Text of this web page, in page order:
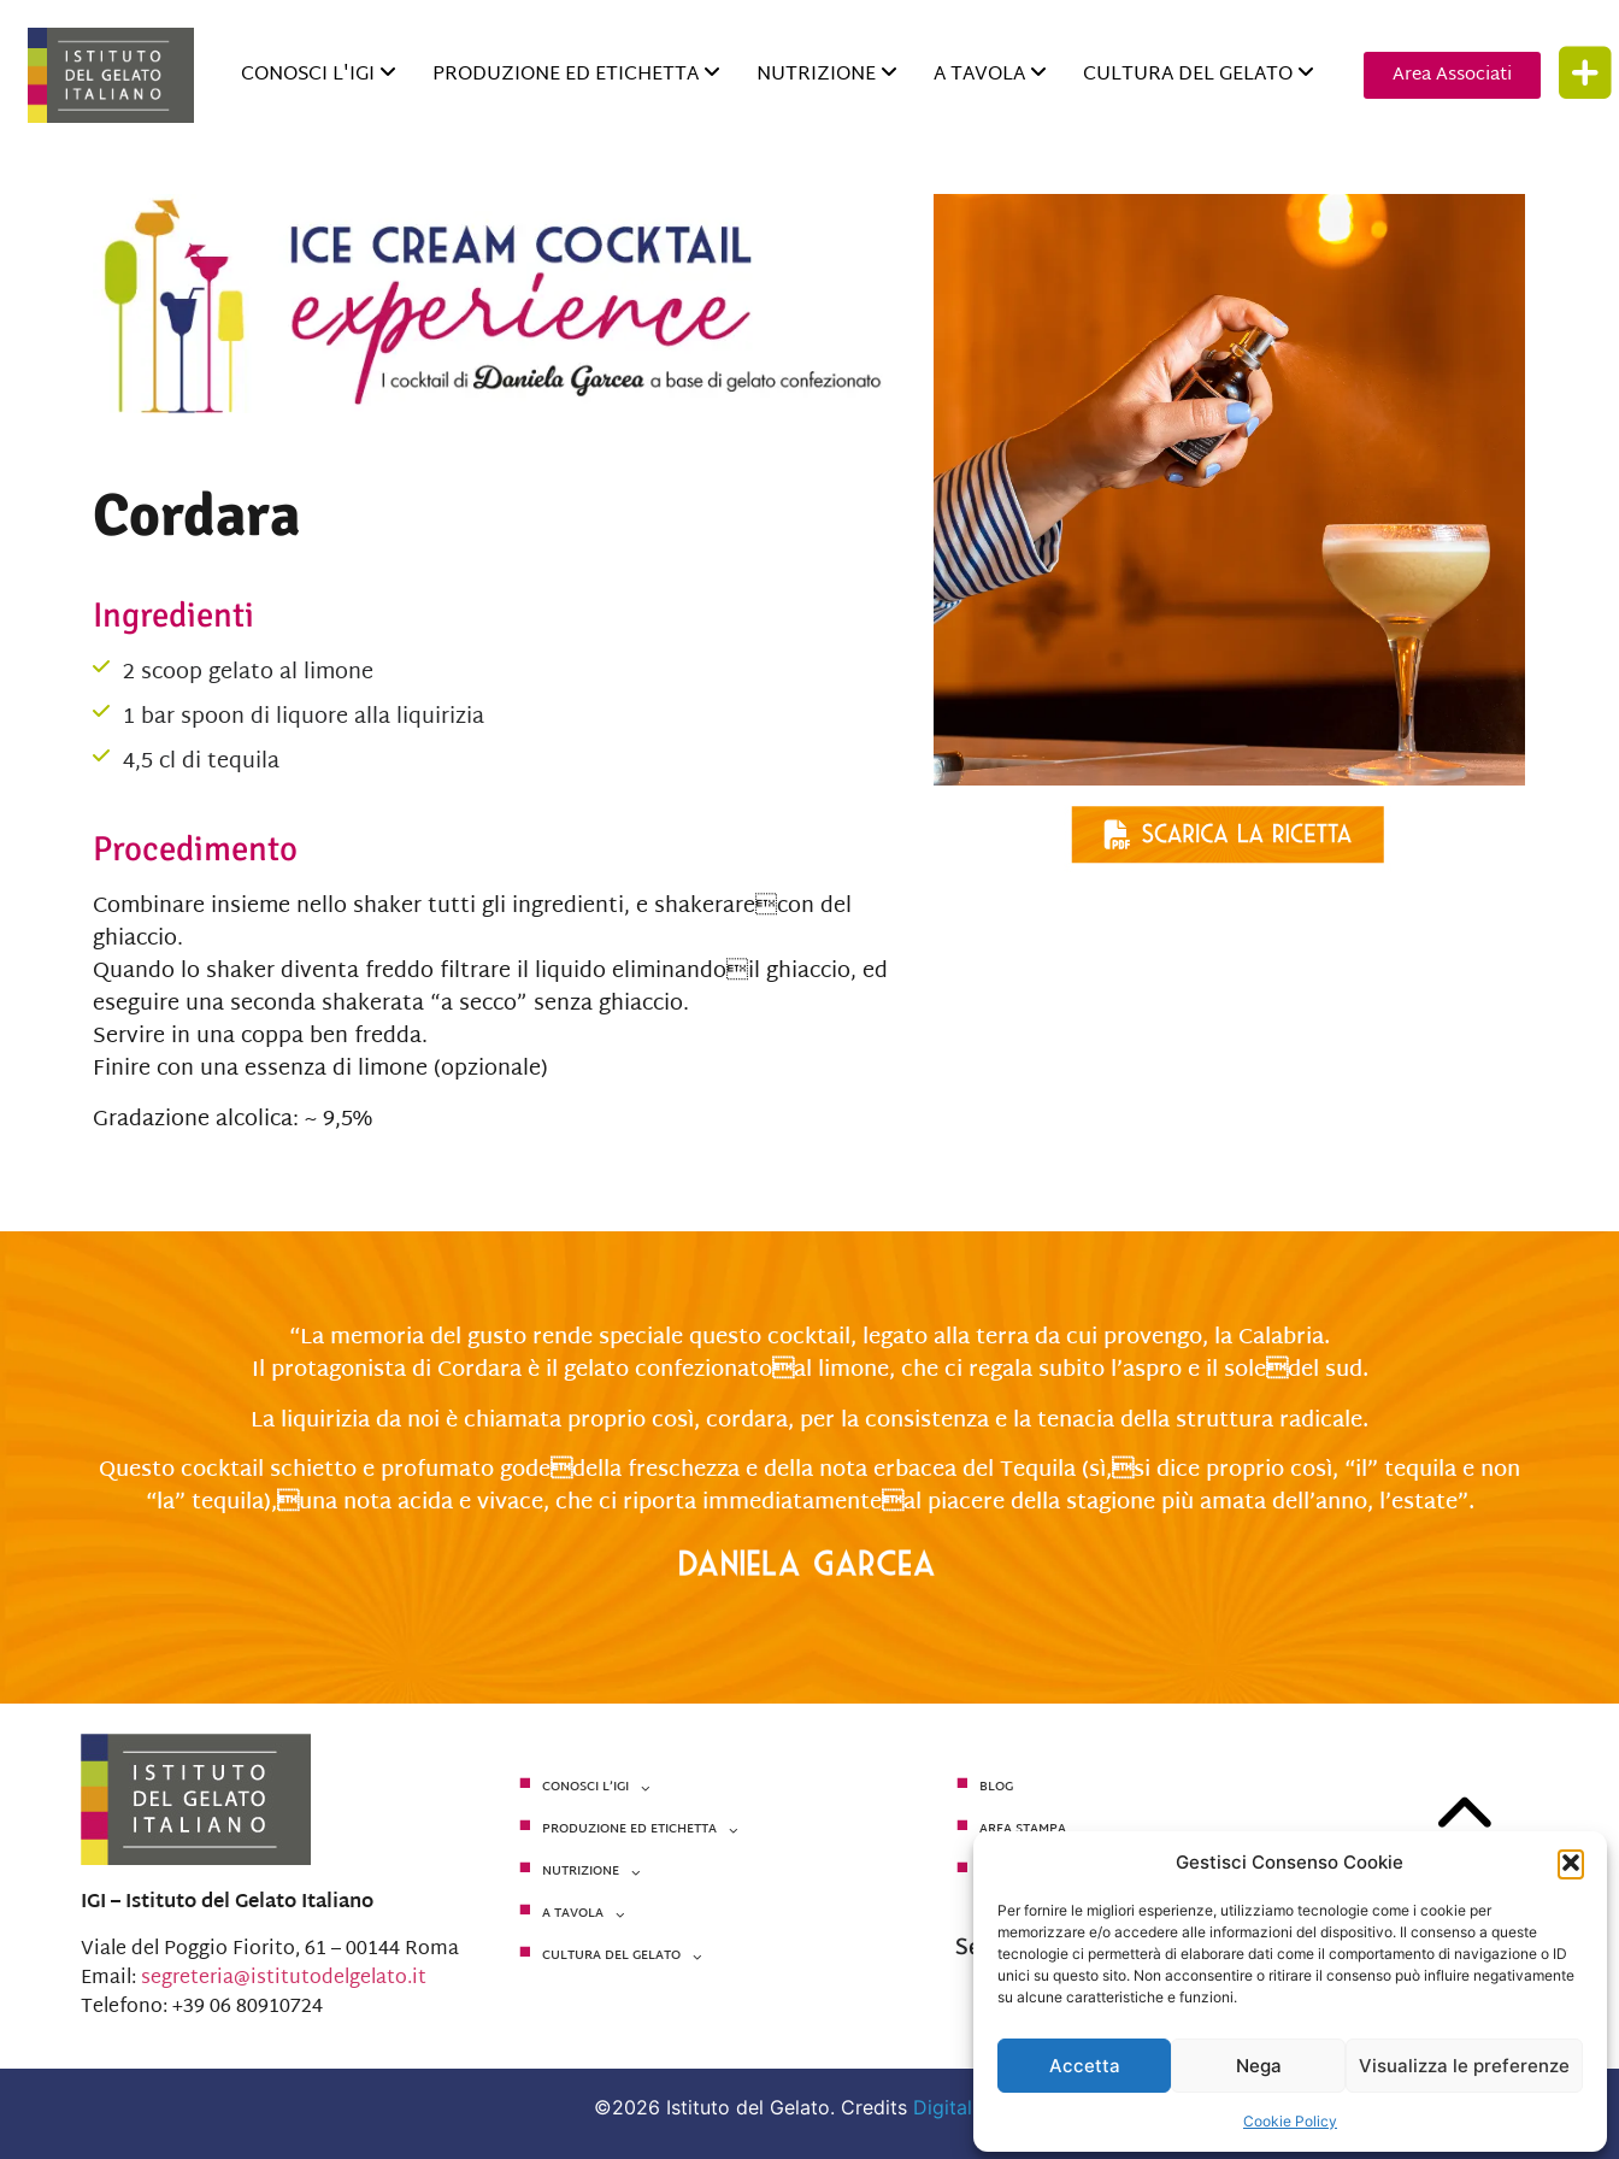
Gestisci Consenso Cookie
Per fornire le migliori esperienze, utilizziamo tecnologie come i cookie per
memorizzare e/o accedere alle informazioni del dispositivo. Il consenso a queste
tecnologie ci permetterà di elaborare dati come il comportamento di navigazione o ID
unici su questo sito. Non acconsentire o ritirare il consenso può influire negativamente
su alcune caratteristiche e funzioni.
Accetta Nega Visualizza le preferenze
Cookie Policy
CONOSCI L'IGI PRODUZIONE ED ETICHETTA NUTRIZIONE A TAVOLA CULTURA DEL GELATO Area Associati
Cordara
Ingredienti
2 scoop gelato al limone
1 bar spoon di liquore alla liquirizia
4,5 cl di tequila
Procedimento
Combinare insieme nello shaker tutti gli ingredienti, e shakerarecon del
ghiaccio.
Quando lo shaker diventa freddo filtrare il liquido eliminandoil ghiaccio, ed
eseguire una seconda shakerata “a secco” senza ghiaccio.
Servire in una coppa ben fredda.
Finire con una essenza di limone (opzionale)
Gradazione alcolica: ~ 9,5%
“La memoria del gusto rende speciale questo cocktail, legato alla terra da cui provengo, la Calabria.
Il protagonista di Cordara è il gelato confezionatoal limone, che ci regala subito l’aspro e il soledel sud.
La liquirizia da noi è chiamata proprio così, cordara, per la consistenza e la tenacia della struttura radicale.
Questo cocktail schietto e profumato godedella freschezza e della nota erbacea del Tequila (sì,si dice proprio così, “il” tequila e non
“la” tequila),una nota acida e vivace, che ci riporta immediatamenteal piacere della stagione più amata dell’anno, l’estate”.
IGI – Istituto del Gelato Italiano
Viale del Poggio Fiorito, 61 – 00144 Roma
Email: segreteria@istitutodelgelato.it
Telefono: +39 06 80910724
CONOSCI L’IGI
PRODUZIONE ED ETICHETTA
NUTRIZIONE
A TAVOLA
CULTURA DEL GELATO
BLOG
AREA STAMPA
Seguici su
©2026 Istituto del Gelato. Credits DigitalSense